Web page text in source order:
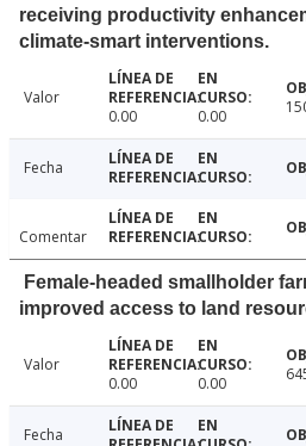
receiving productivity
climate-smart interventions.
Valor
0.00
0.00
Fecha
Comentar
Female-headed smallholder
improved access to land
Valor
0.00
0.00
Fecha